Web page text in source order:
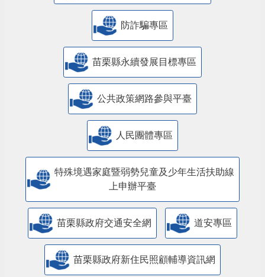
防詐騙專區
苗栗縣永續發展目標專區
公共政策網路參與平臺
人民團體專區
特殊境遇家庭暨弱勢兒童及少年生活扶助線
上申辦平臺
苗栗縣政府交通安全網 道安專區
苗栗縣政府新住民照顧輔導資訊網